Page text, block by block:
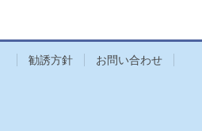
勧誘方針 お問い合わせ